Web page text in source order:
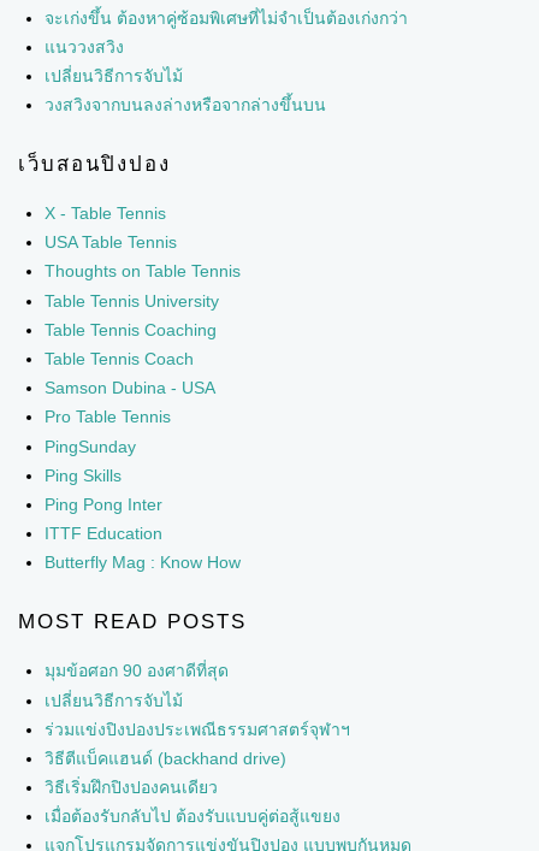
จะเก่งขึ้น ต้องหาคู่ซ้อมพิเศษที่ไม่จำเป็นต้องเก่งกว่า
แนววงสวิง
เปลี่ยนวิธีการจับไม้
วงสวิงจากบนลงล่างหรือจากล่างขึ้นบน
เว็บสอนปิงปอง
X - Table Tennis
USA Table Tennis
Thoughts on Table Tennis
Table Tennis University
Table Tennis Coaching
Table Tennis Coach
Samson Dubina - USA
Pro Table Tennis
PingSunday
Ping Skills
Ping Pong Inter
ITTF Education
Butterfly Mag : Know How
MOST READ POSTS
มุมข้อศอก 90 องศาดีที่สุด
เปลี่ยนวิธีการจับไม้
ร่วมแข่งปิงปองประเพณีธรรมศาสตร์จุฬาฯ
วิธีตีแบ็คแฮนด์ (backhand drive)
วิธีเริ่มฝึกปิงปองคนเดียว
เมื่อต้องรับกลับไป ต้องรับแบบคู่ต่อสู้แขยง
แจกโปรแกรมจัดการแข่งขันปิงปอง แบบพบกันหมด